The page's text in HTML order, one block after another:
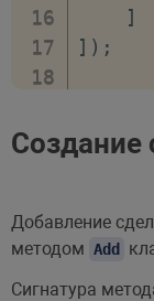
]
] ) ;
Создание
Добавление
методом Add
Сигнатура